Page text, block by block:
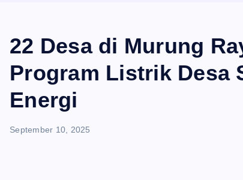
22 Desa di Murung
Program Listrik Desa
Energi
September 10, 2025